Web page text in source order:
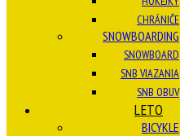
CHRÁNIČE
SNOWBOARDING
SNOWBOARD
SNB VIAZANIA
SNB OBUV
LETO
BICYKLE